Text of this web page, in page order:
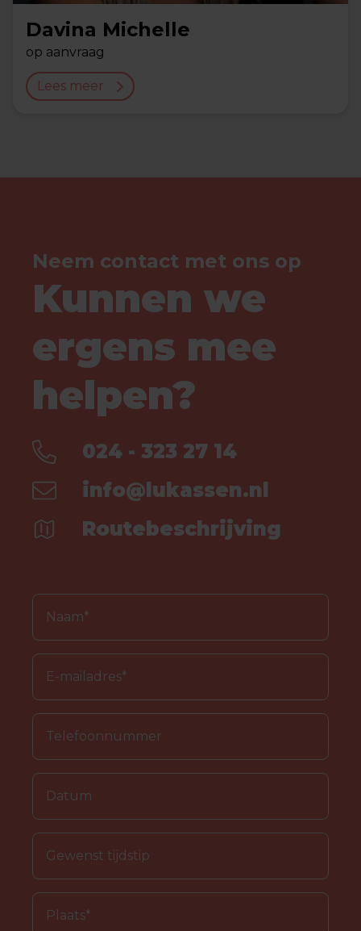
Davina Michelle
op aanvraag
Lees meer
Neem contact met ons op
Kunnen we
ergens mee
helpen?
024 - 323 27 14
info@lukassen.nl
Routebeschrijving